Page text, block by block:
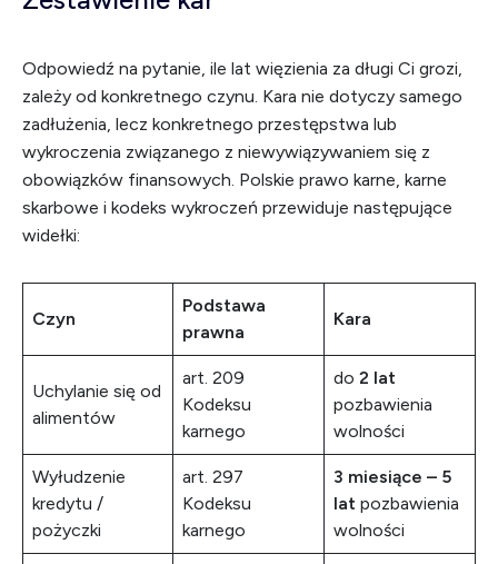
Odpowiedź na pytanie, ile lat więzienia za długi Ci grozi,
zależy od konkretnego czynu. Kara nie dotyczy samego
zadłużenia, lecz konkretnego przestępstwa lub
wykroczenia związanego z niewywiązywaniem się z
obowiązków finansowych. Polskie prawo karne, karne
skarbowe i kodeks wykroczeń przewiduje następujące
widełki:
Czyn
Podstawa
prawna
Kara
Uchylanie się od
alimentów
art. 209
Kodeksu
karnego
do 2 lat
pozbawienia
wolności
Wyłudzenie
kredytu /
pożyczki
art. 297
Kodeksu
karnego
3 miesiące – 5
lat pozbawienia
wolności